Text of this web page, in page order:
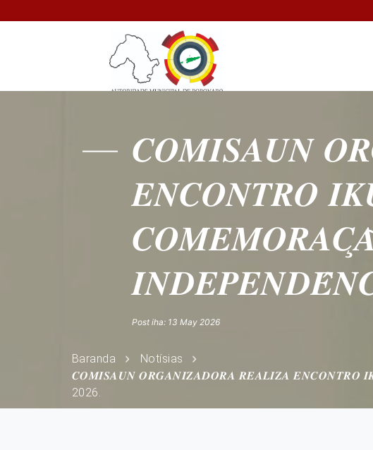
𝑪𝑶𝑴𝑰𝑺𝑨𝑼𝑵
𝑬𝑵𝑪𝑶𝑵𝑻𝑹𝑶
Post iha: 13 May 2026
Baranda
Notísias
𝑪𝑶𝑴𝑰𝑺𝑨𝑼𝑵 𝑶𝑹𝑮𝑨𝑵𝑰𝒁𝑨𝑫𝑶𝑹𝑨 𝑹𝑬𝑨𝑳𝑰𝒁𝑨 𝑬𝑵𝑪𝑶𝑵𝑻𝑹𝑶
2026.